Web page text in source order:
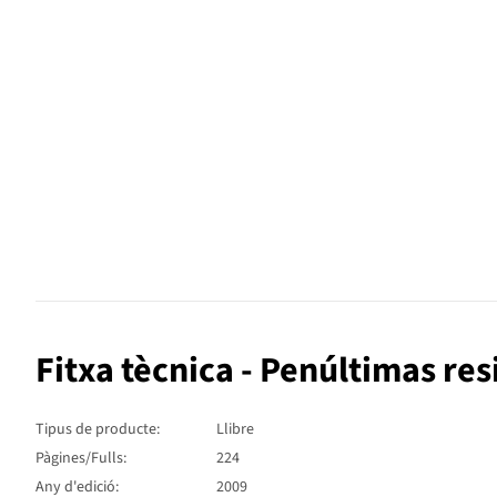
Fitxa tècnica - Penúltimas
Tipus de producte:
Llibre
Pàgines/Fulls:
224
Any d'edició:
2009